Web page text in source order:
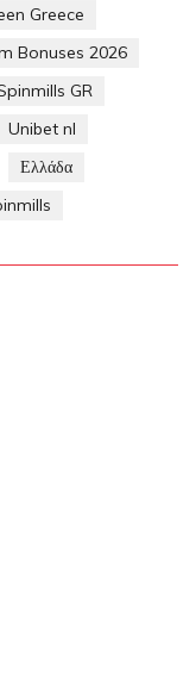
Greece
Bonuses 2026
GR
Unibet nl
Ελλάδα